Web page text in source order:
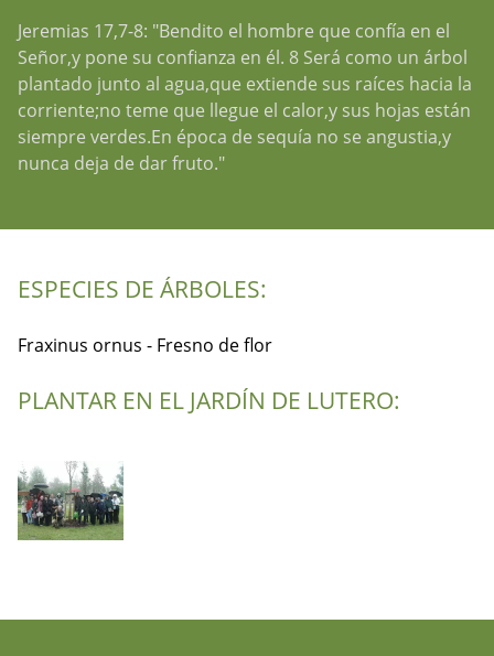
Jeremias 17,7-8: "Bendito el hombre que confía en el
Señor,y pone su confianza en él. 8 Será como un árbol
plantado junto al agua,que extiende sus raíces hacia la
corriente;no teme que llegue el calor,y sus hojas están
siempre verdes.En época de sequía no se angustia,y
nunca deja de dar fruto."
ESPECIES DE ÁRBOLES:
Fraxinus ornus - Fresno de flor
PLANTAR EN EL JARDÍN DE LUTERO: